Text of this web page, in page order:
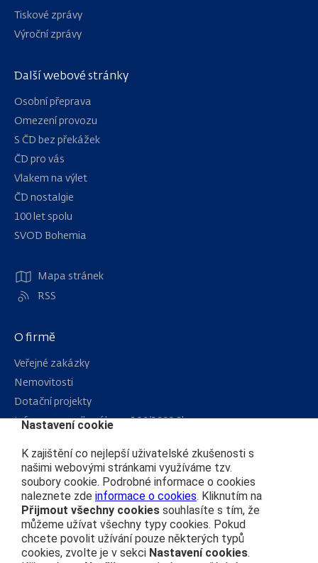
Další webové stránky
Osobní přeprava
Omezení provozu
S ČD bez překážek
ČD pro vás
Vlakem na výlet
ČD nostalgie
100 let spolu
SVOD Bohemia
Mapa stránek
RSS
Čím se řídíme
Ochrana osobních údajů
Prohlášení o přístupnosti
Zásady používání cookies
O firmě
Veřejné zakázky
Nemovitosti
Dotační projekty
Informace podle zákona 106/1999 Sb.
Tiskové zprávy
Výroční zprávy
Nastavení cookie
K zajištění co nejlepší uživatelské zkušenosti s
našimi webovými stránkami využíváme tzv.
soubory cookie. Podrobné informace o cookies
naleznete zde informace o cookies. Kliknutím na
Přijmout všechny cookies souhlasíte s tím, že
můžeme užívat všechny typy cookies. Pokud
chcete povolit užívání pouze některých typů
cookies, zvolte je v sekci Nastavení cookies.